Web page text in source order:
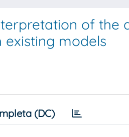
of the
models
(DC)